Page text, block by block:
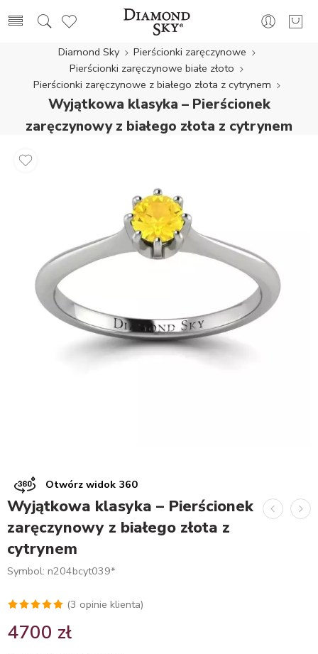
Diamond Sky
Pierścionki zaręczynowe
Pierścionki zaręczynowe białe złoto
Pierścionki zaręczynowe z białego złota z cytrynem
Wyjątkowa klasyka – Pierścionek
zaręczynowy z białego złota z cytrynem
Otwórz widok 360
Wyjątkowa klasyka – Pierścionek
zaręczynowy z białego złota z
cytrynem
Symbol: n204bcyt039*
5.00 na 5
(3 opinie klienta)
4700 zł